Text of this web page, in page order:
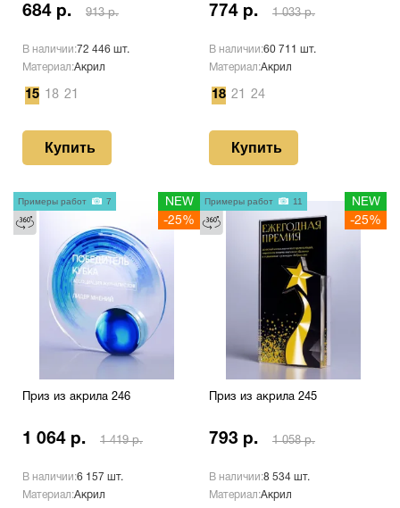
684 р. 913 р.
В наличии:72 446 шт.
Материал:Акрил
15 18 21
Купить
774 р. 1 033 р.
В наличии:60 711 шт.
Материал:Акрил
18 21 24
Купить
Приз из акрила 246
1 064 р. 1 419 р.
В наличии:6 157 шт.
Материал:Акрил
NEW
-25%
Примеры работ 7
Приз из акрила 245
793 р. 1 058 р.
В наличии:8 534 шт.
Материал:Акрил
NEW
-25%
Примеры работ 11